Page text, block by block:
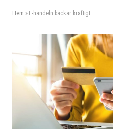
Hem » E-handeln backar kraftigt